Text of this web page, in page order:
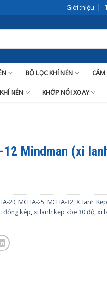
Giới thiệu
BỘ LỌC KHÍ NÉN
NÉN KHỚP NỐI XOAY
Mindman (xi
20,MCHA-25,MCHA-32,Xi lanh Kẹp
động kép,xi lanh kẹp xòe 30 độ,xi